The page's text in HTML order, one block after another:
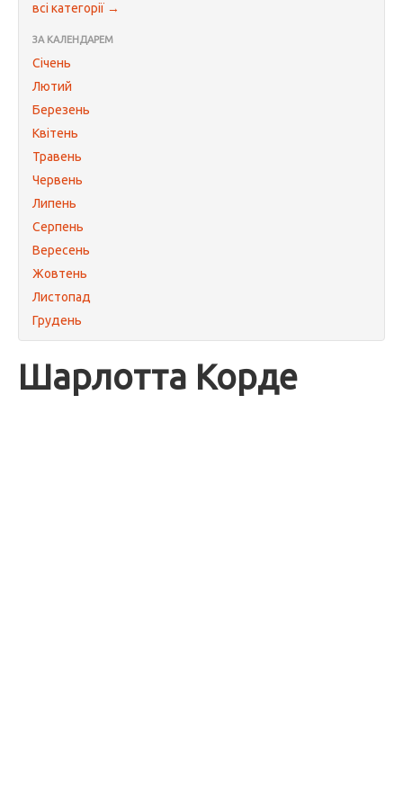
всі категорії →
ЗА КАЛЕНДАРЕМ
Січень
Лютий
Березень
Квітень
Травень
Червень
Липень
Серпень
Вересень
Жовтень
Листопад
Грудень
Шарлотта Корде